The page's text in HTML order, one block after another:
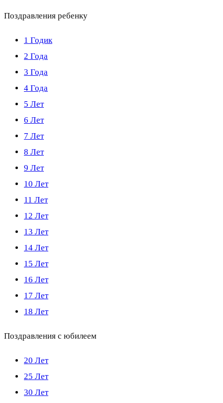
Поздравления ребенку
1 Годик
2 Года
3 Года
4 Года
5 Лет
6 Лет
7 Лет
8 Лет
9 Лет
10 Лет
11 Лет
12 Лет
13 Лет
14 Лет
15 Лет
16 Лет
17 Лет
18 Лет
Поздравления с юбилеем
20 Лет
25 Лет
30 Лет